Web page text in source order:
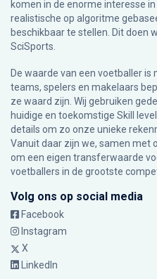
komen in de enorme interesse
realistische op algoritme
beschikbaar te stellen. Dit doen
SciSports
De waarde van een voetballer
teams, spelers en makelaars
ze waard zijn. Wij gebruiken
huidige en toekomstige Skill
details om zo onze unieke
Vanuit daar zijn we, samen met
om een eigen transferwaarde
voetballers in de grootste
Volg ons op social media
Facebook
Instagram
X
LinkedIn